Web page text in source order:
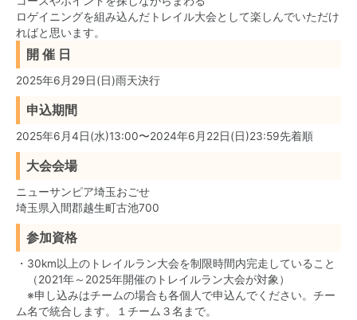
ロゲイニングを組み込んだトレイル大会として楽しんでいただけ
ればと思います。
開 催 日
2025年6月29日(日)雨天決行
申込期間
2025年6月4日(水)13:00〜2024年6月22日(日)23:59先着順
大会会場
ニューサンピア埼玉おごせ
埼玉県入間郡越生町古池700
参加資格
・30km以上のトレイルラン大会を制限時間内完走していること
（2021年～2025年開催のトレイルラン大会が対象）
※申し込みはチームの場合も各個人で申込んでください。チー
ム名で統合します。１チーム３名まで。